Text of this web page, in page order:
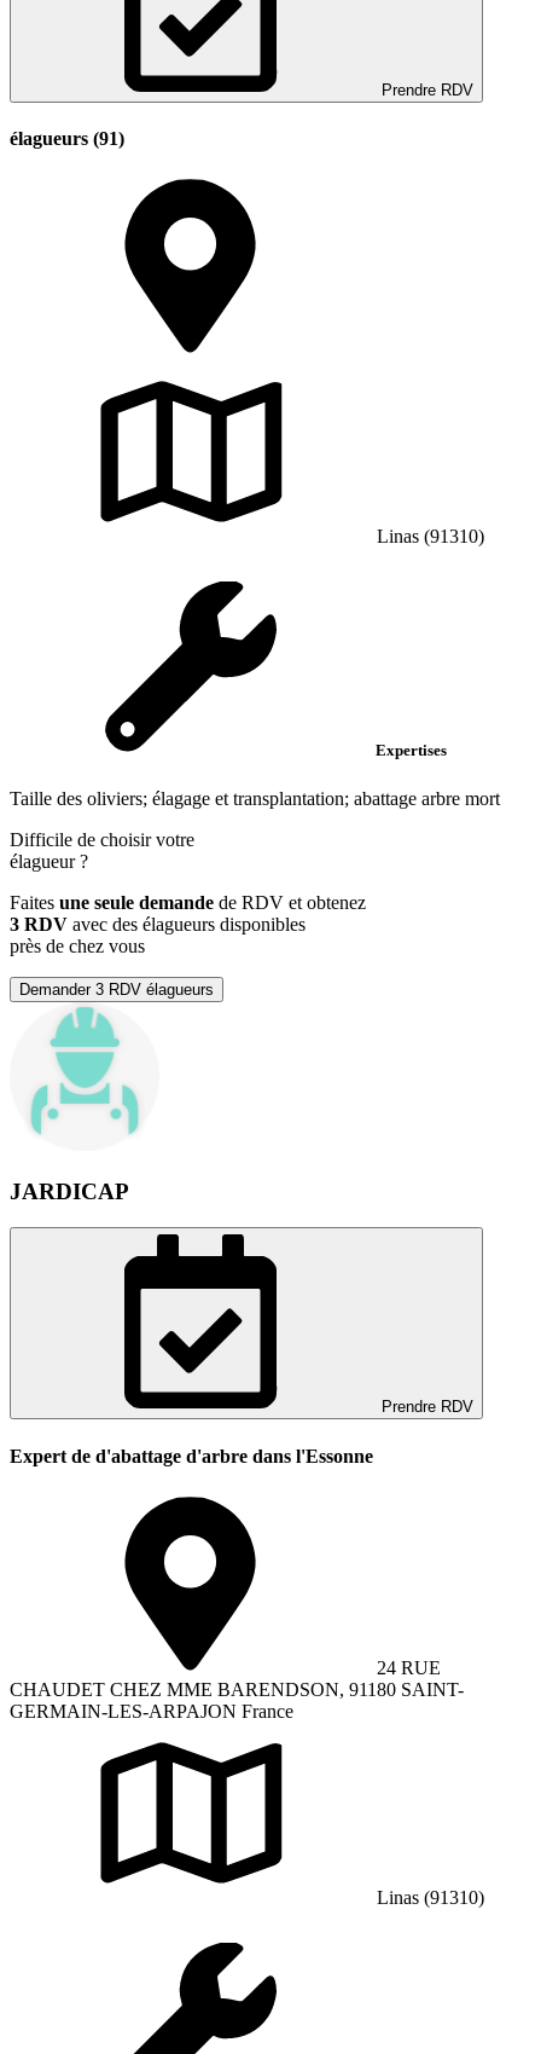
Prendre RDV
élagueurs (91)
Linas (91310)
Expertises
Taille des oliviers; élagage et transplantation; abattage arbre mort
Difficile de choisir votre
élagueur?
Faites une seule demande de RDV et obtenez
3 RDV avec des élagueurs disponibles
près de chez vous
Demander 3 RDV élagueurs
JARDICAP
Prendre RDV
Expert de d'abattage d'arbre dans l'Essonne
24 RUE
CHAUDET CHEZ MME BARENDSON, 91180 SAINT-
GERMAIN-LES-ARPAJON France
Linas (91310)